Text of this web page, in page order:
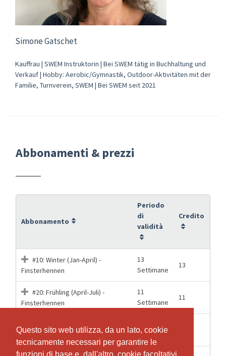
Questo sito web utilizza, da un lato, cookie
tecnicamente necessari per garantire le
Questo sito web utilizza, da un lato, cookie
tecnicamente necessari per garantire le
Simone Gatschet
Kauffrau | SWEM Instruktorin | Bei SWEM tätig in Buchhaltung und
Verkauf | Hobby: Aerobic/Gymnastik, Outdoor-Aktivitäten mit der
Familie, Turnverein, SWEM | Bei SWEM seit 2021
Abbonamenti & prezzi
Abbonamento
Periodo
di
validità
Credito
#10: Winter (Jan-April) -
Finsterhennen
13
Settimane
13
#20: Frühling (April-Juli) -
Finsterhennen
11
Settimane
11
#30: Sommer (Aug-Sept) -
Finsterhennen
Settimane